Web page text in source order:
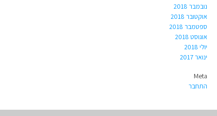
נובמבר 2018
אוקטובר 2018
ספטמבר 2018
אוגוסט 2018
יולי 2018
ינואר 2017
Meta
התחבר